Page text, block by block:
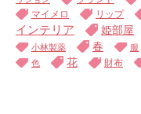
マイメロ リップ
インテリア
姫部屋
小林製薬 春 服
色 花 財布